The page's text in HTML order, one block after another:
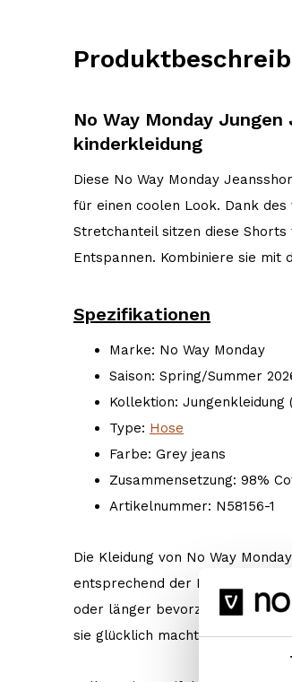
No Way Monday
kinderkleidung
Diese No Way Monday
für einen coolen Look. Dank
Stretchanteil sitzen diese
Entspannen. Kombiniere sie mit
Spezifikationen
Marke: No Way Monday
Saison: Spring/Summer
Kollektion: Jungenkleidung
Type: Hose
Farbe: Grey jeans
Zusammensetzung: 98%
Artikelnummer: N58156-1
Die Kleidung von No Way
entsprechend der Körpergröße
oder länger bevorzugt, wählen
sie glücklich macht!